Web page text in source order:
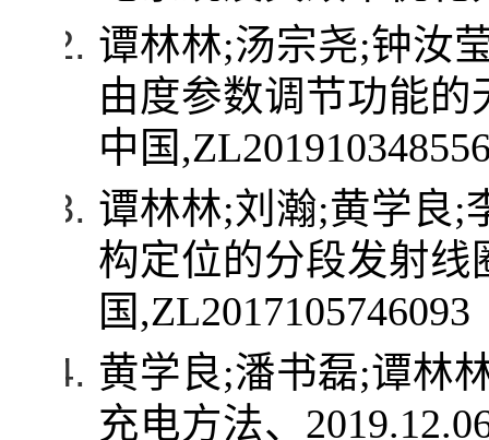
谭林林;汤宗尧;钟汝
由度参数调节功能
中国
谭林林;刘瀚;黄学良;
构定位的分段发射线
国,ZL2017105746093
黄学良;潘书磊;谭林
充电方法、